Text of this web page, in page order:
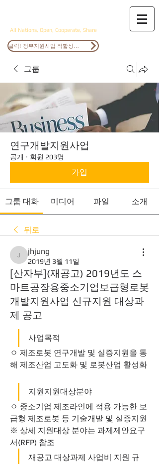
All Nations, Open, Cooperate, Share
그룹
연구개발지원사업
공개 · 회원 203명
가입
그룹 대화 미디어 파일 소개
뒤로
jhjung
jhjung
2019년 3월 11일
[산자부](재공고) 2019년도 스
마트공장용중소기업보급형로봇
개발지원사업 신규지원 대상과
제 공고
사업목적
ㅇ 제조로봇 연구개발 및 실증지원을 통
해 제조산업 고도화 및 로봇산업 활성화
지원지원대상분야
ㅇ 중소기업 제조라인에 적용 가능한 보
급형 제조로봇 등 기술개발 및 실증지원
※ 상세 지원대상 분야는 과제제안요구
서(RFP) 참조
재공고 대상과제 사업비 지원 규